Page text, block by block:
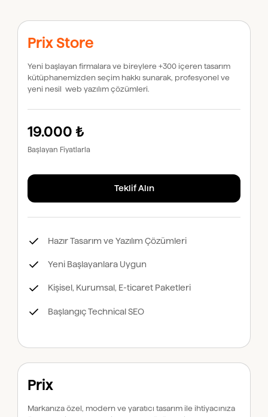
Prix Store
Yeni başlayan firmalara ve bireylere +300 içeren tasarım
kütüphanemizden seçim hakkı sunarak, profesyonel ve
yeni nesil web yazılım çözümleri.
19.000 ₺
Başlayan Fiyatlarla
Teklif Alın
Hazır Tasarım ve Yazılım Çözümleri
Yeni Başlayanlara Uygun
Kişisel, Kurumsal, E-ticaret Paketleri
Başlangıç Technical SEO
Prix
Markanıza özel, modern ve yaratıcı tasarım ile ihtiyacınıza